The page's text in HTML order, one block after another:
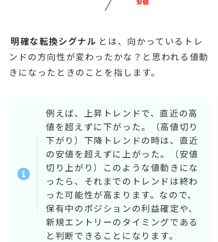
明確な転換シグナル とは、向かっているトレ
ンドの⽅向性が変わったかな？と思われる値動
きになったときのことを指します。
例えば、上昇トレンドで、直近の⾼
値を超えずに下がった。（高値切り
下がり）下降トレンドの時は、直近
の安値を超えずに上がった。（安値
切り上がり）このような値動きにな
ったら、それまでのトレンドは終わ
った可能性が高まります。なので、
保有中のポジションの利益確定や、
新規エントリーのタイミングである
と判断できることになります。